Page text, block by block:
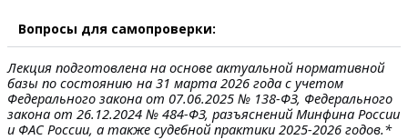
Вопросы для самопроверки:
Лекция подготовлена на основе актуальной нормативной
базы по состоянию на 31 марта 2026 года с учетом
Федерального закона от 07.06.2025 № 138-ФЗ, Федерального
закона от 26.12.2024 № 484-ФЗ, разъяснений Минфина России
и ФАС России, а также судебной практики 2025-2026 годов.*